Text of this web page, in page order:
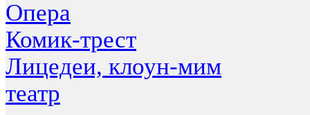
Опера
Комик-трест
Лицедеи, клоун-мим
театр